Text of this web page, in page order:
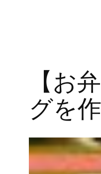
【お
グを